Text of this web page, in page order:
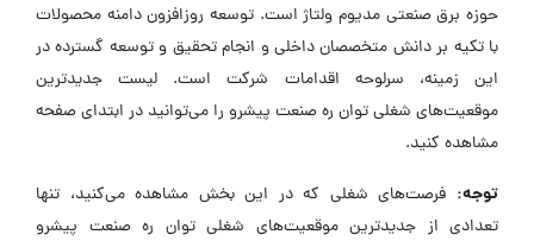
حوزه برق صنعتی مدیوم ولتاژ است. توسعه روزافزون دامنه محصولات
با تکیه بر دانش متخصصان داخلی و انجام تحقیق و توسعه گسترده در
این زمینه، سرلوحه اقدامات شرکت است. لیست جدیدترین
موقعیت‌های شغلی توان ره صنعت پیشرو را می‌توانید در ابتدای صفحه
مشاهده کنید.
توجه: فرصت‌های شغلی که در این بخش مشاهده می‌کنید، تنها
تعدادی از جدیدترین موقعیت‌های شغلی توان ره صنعت پیشرو